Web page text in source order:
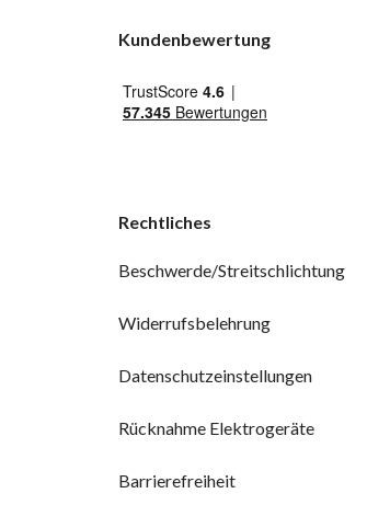
Kundenbewertung
Rechtliches
Beschwerde/Streitschlichtung
Widerrufsbelehrung
Datenschutzeinstellungen
Rücknahme Elektrogeräte
Barrierefreiheit